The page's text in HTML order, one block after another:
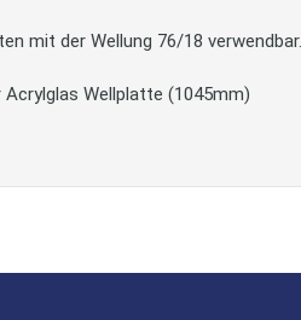
mit der Wellung 76/18 verwendbar.
Wellplatte (1045mm)